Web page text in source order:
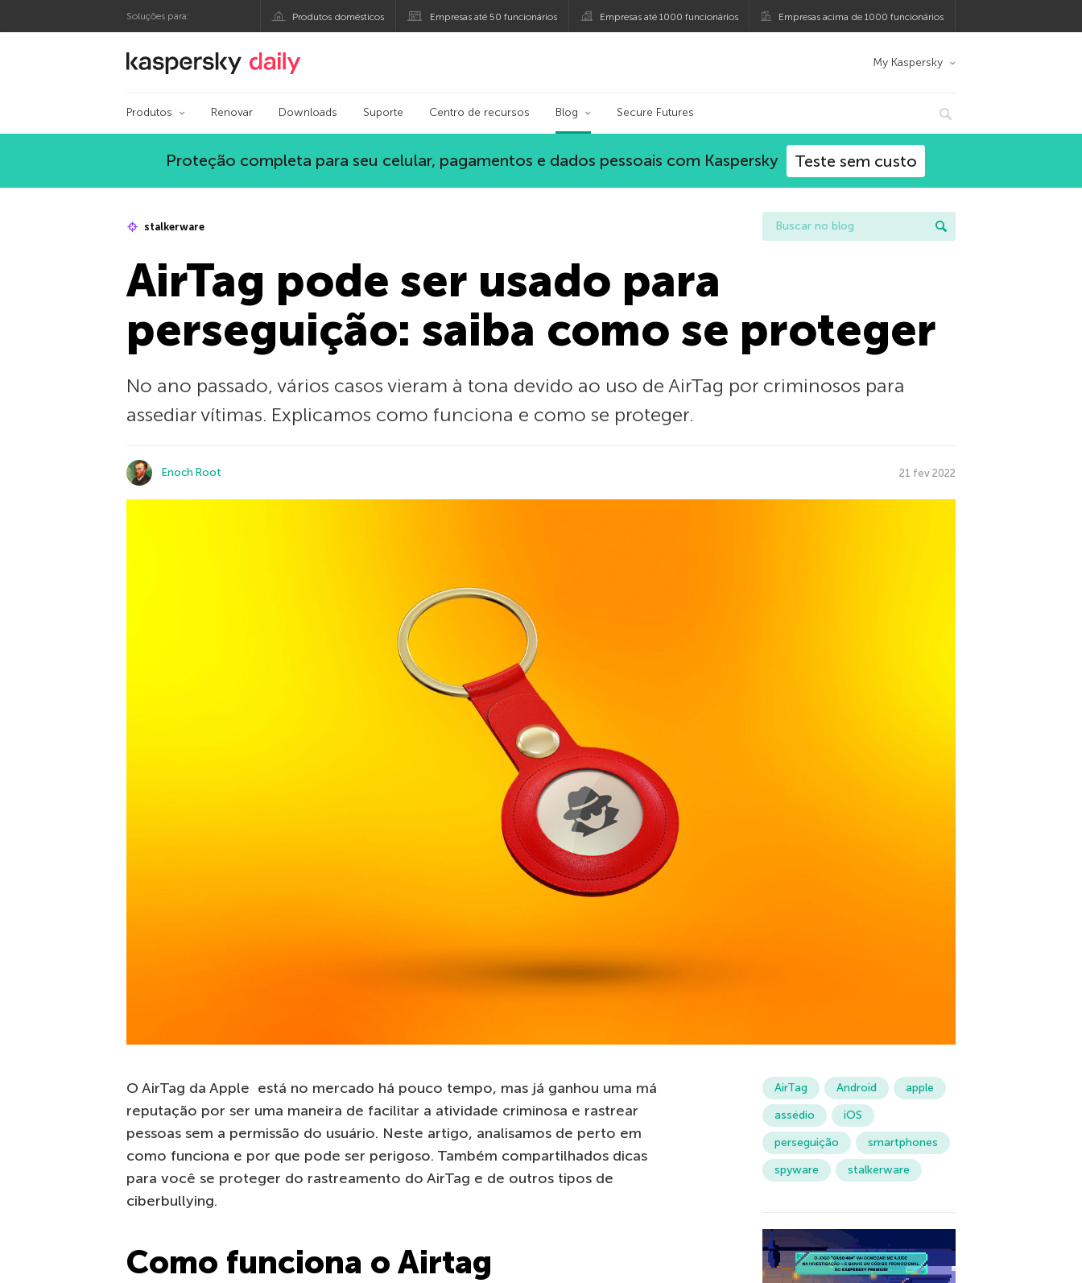
Soluções para: Produtos domésticos Empresas até 50 funcionários Empresas até 1000 funcionários Empresas acima de 1000 funcionários
Blog oficial da Kaspersky My Kaspersky
Produtos Renovar Downloads Suporte Centro de recursos Blog Secure Futures
Proteção completa para seu celular, pagamentos e dados pessoais com Kaspersky Teste sem custo
stalkerware
AirTag pode ser usado para
perseguição: saiba como se proteger
No ano passado, vários casos vieram à tona devido ao uso de AirTag por criminosos para
assediar vítimas. Explicamos como funciona e como se proteger.
Enoch Root 21 fev 2022
O AirTag da Apple está no mercado há pouco tempo, mas já ganhou uma má
reputação por ser uma maneira de facilitar a atividade criminosa e rastrear
pessoas sem a permissão do usuário. Neste artigo, analisamos de perto em
como funciona e por que pode ser perigoso. Também compartilhados dicas
para você se proteger do rastreamento do AirTag e de outros tipos de
ciberbullying.
Como funciona o Airtag
AirTag Android
apple
assédio
iOS
perseguição
smartphones
spyware
stalkerware